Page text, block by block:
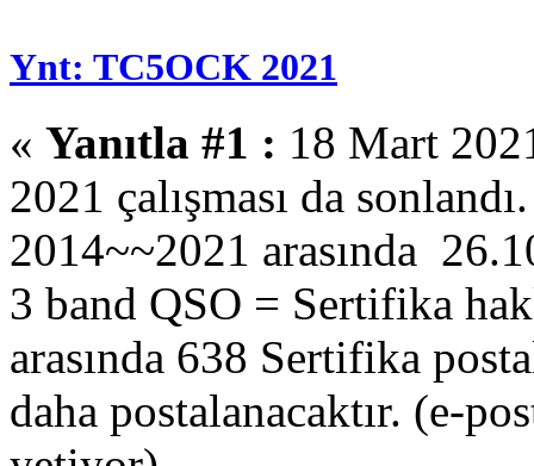
Ynt: TC5OCK 2021
« Yanıtla #1 : 18 Mart
2021 çalışması da sonlandı.
2014~~2021 arasında
3 band QSO = Sertifika
arasında 638 Sertifika
daha postalanacaktır. (e-